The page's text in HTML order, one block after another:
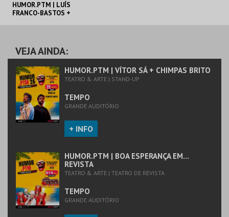
HUMOR.PTM | LUÍS
FRANCO-BASTOS +
MAIS INFO
COMPRAR
VEJA AINDA:
HUMOR.PTM | VÍTOR SÁ + CHIMPAS BRITO
TEATRO & ARTE | STAND-UP
TEMPO
GRANDE AUDITÓRIO
+ INFO
HUMOR.PTM | BOA ESPERANÇA EM...
REVISTA
TEATRO & ARTE | TEATRO DE REVISTA
TEMPO
GRANDE AUDITÓRIO